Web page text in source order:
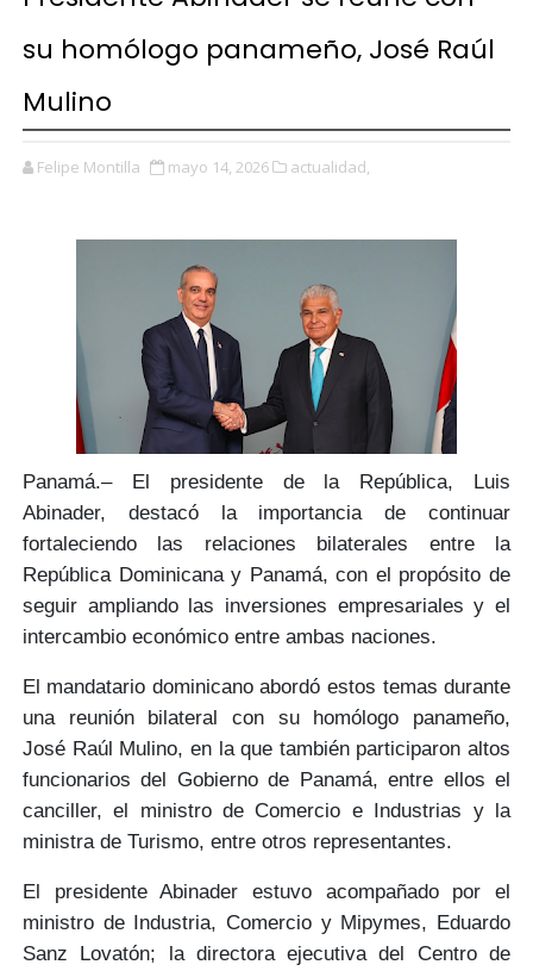
su homólogo panameño, José Raúl
Mulino
Felipe Montilla mayo 14, 2026 actualidad,
Panamá.– El presidente de la República, Luis
Abinader, destacó la importancia de continuar
fortaleciendo las
relaciones bilaterales entre la
República Dominicana y Panamá, con el propósito de
seguir ampliando las inversiones empresariales y el
intercambio económicoentre ambas naciones.
El mandatario dominicano abordó estos temas durante
una reunión bilateral con su homólogo panameño,
José Raúl Mulino, en la que también participaron altos
funcionarios del Gobierno de Panamá, entre ellos el
canciller, el ministro de Comercio e Industrias y la
ministra de Turismo, entre otros representantes.
El presidente Abinader estuvo acompañado por el
ministro de Industria, Comercio y Mipymes, Eduardo
Sanz Lovatón; la directora ejecutiva del Centro de